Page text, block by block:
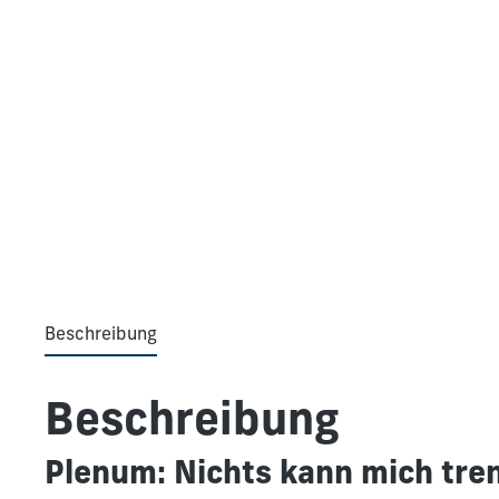
Beschreibung
Beschreibung
Plenum: Nichts kann mich